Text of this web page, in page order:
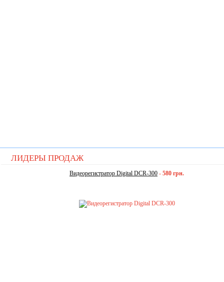
ЛИДЕРЫ ПРОДАЖ
Видеорегистратор Digital DCR-300 - 580 грн.